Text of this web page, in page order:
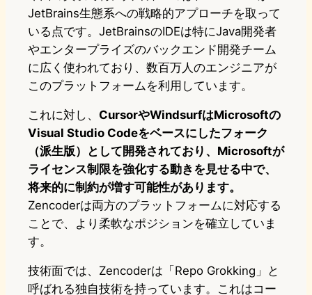
JetBrains生態系への戦略的アプローチを取って
いる点です。JetBrainsのIDEは特にJava開発者
やエンタープライズのバックエンド開発チーム
に広く使われており、数百万人のエンジニアが
このプラットフォームを利用しています。
これに対し、 CursorやWindsurfはMicrosoftの
Visual Studio Codeをベースにしたフォーク
（派生版）として開発されており、Microsoftが
ライセンス制限を強化する動きを見せる中で、
将来的に制約が増す可能性があります。
Zencoderは両方のプラットフォームに対応する
ことで、より柔軟なポジションを確立していま
す。
技術面では、Zencoderは「Repo Grokking」と
呼ばれる独自技術を持っています。これはコー